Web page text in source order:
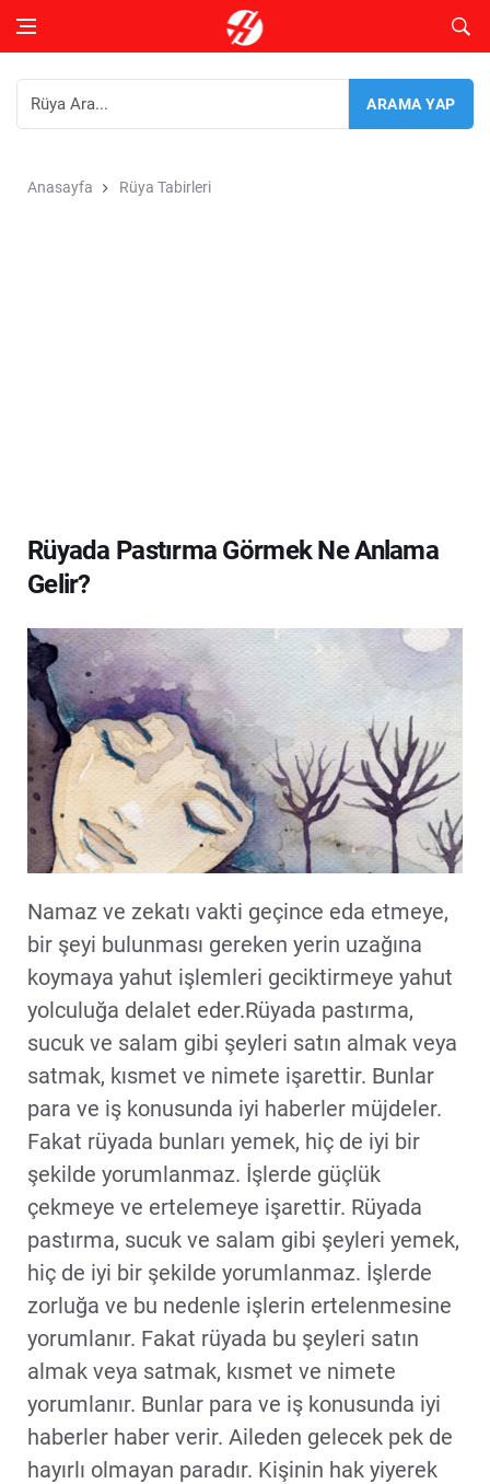
Anasayfa Rüya Tabirleri
Rüyada Pastırma Görmek Ne Anlama
Gelir?
Namaz ve zekatı vakti geçince eda etmeye,
bir şeyi bulunması gereken yerin uzağına
koymaya yahut işlemleri geciktirmeye yahut
yolculuğa delalet eder.Rüyada pastırma,
sucuk ve salam gibi şeyleri satın almak veya
satmak, kısmet ve nimete işarettir. Bunlar
para ve iş konusunda iyi haberler müjdeler.
Fakat rüyada bunları yemek, hiç de iyi bir
şekilde yorumlanmaz. İşlerde güçlük
çekmeye ve ertelemeye işarettir. Rüyada
pastırma, sucuk ve salam gibi şeyleri yemek,
hiç de iyi bir şekilde yorumlanmaz. İşlerde
zorluğa ve bu nedenle işlerin ertelenmesine
yorumlanır. Fakat rüyada bu şeyleri satın
almak veya satmak, kısmet ve nimete
yorumlanır. Bunlar para ve iş konusunda iyi
haberler haber verir. Aileden gelecek pek de
hayırlı olmayan paradır. Kişinin hak yiyerek